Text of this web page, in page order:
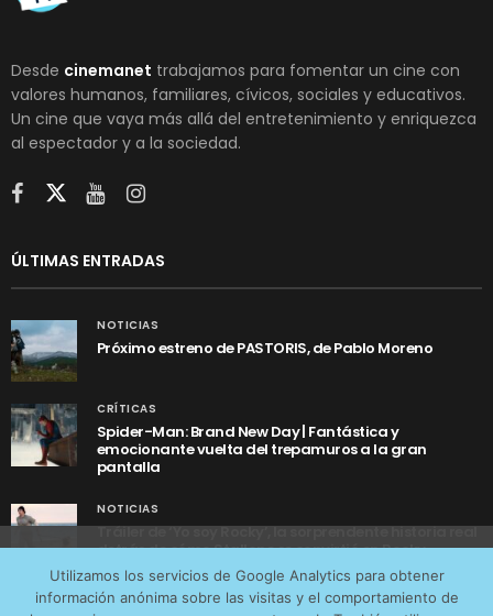
Desde cinemanet trabajamos para fomentar un cine con
valores humanos, familiares, cívicos, sociales y educativos.
Un cine que vaya más allá del entretenimiento y enriquezca
al espectador y a la sociedad.
ÚLTIMAS ENTRADAS
NOTICIAS
Próximo estreno de PASTORIS, de Pablo Moreno
CRÍTICAS
Spider-Man: Brand New Day | Fantástica y
emocionante vuelta del trepamuros a la gran
pantalla
NOTICIAS
Tráiler de ‘Yo soy Rocky’, la sorprendente historia real
detrás de cómo Stallone se convirtió en Rocky
Utilizamos los servicios de Google Analytics para obtener
información anónima sobre las visitas y el comportamiento de
tráfico web que recibimos y conocer los servicios que